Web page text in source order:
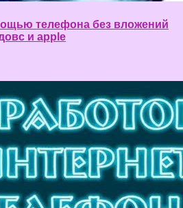
телефона без вложений
и apple